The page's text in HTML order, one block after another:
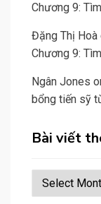
Chương 9:
Đặng Thị Hoà
Chương 9:
Ngân Jones
bổng tiến sỹ
Bài viết
Bài
viết